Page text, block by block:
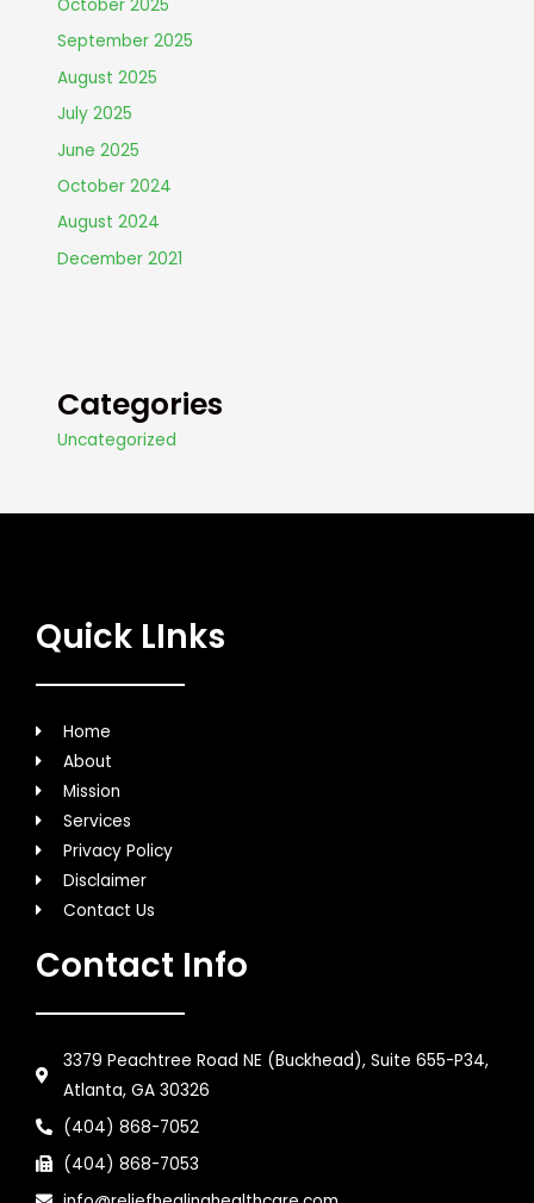
October 2025
September 2025
August 2025
July 2025
June 2025
October 2024
August 2024
December 2021
Categories
Uncategorized
Quick LInks
Home
About
Mission
Services
Privacy Policy
Disclaimer
Contact Us
Contact Info
3379 Peachtree Road NE (Buckhead), Suite 655-P34,
Atlanta, GA 30326
(404) 868-7052
(404) 868-7053